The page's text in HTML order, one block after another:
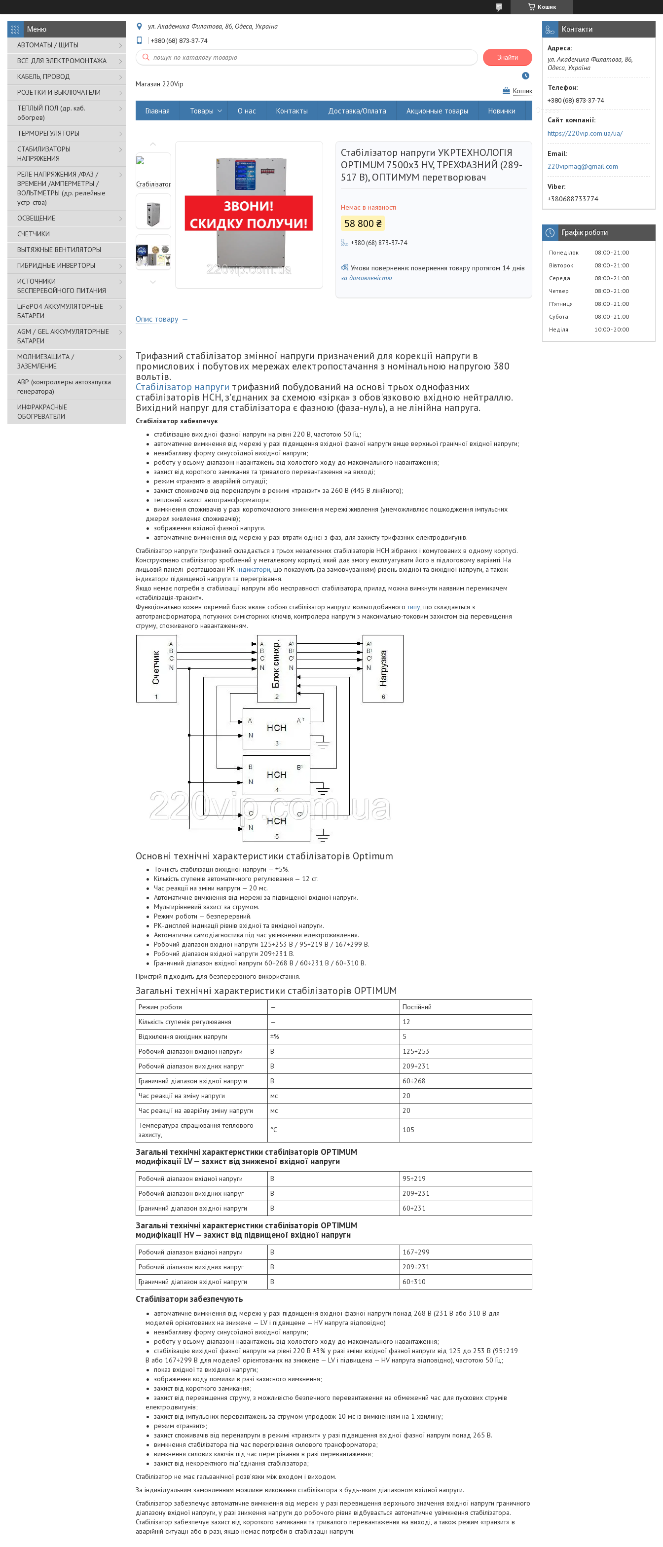
Кошик
АВТОМАТЫ / ЩИТЫ
ВСЁ ДЛЯ ЭЛЕКТРОМОНТАЖА
КАБЕЛЬ, ПРОВОД
РОЗЕТКИ И ВЫКЛЮЧАТЕЛИ
ТЕПЛЫЙ ПОЛ (др. каб.
обогрев)
ТЕРМОРЕГУЛЯТОРЫ
СТАБИЛИЗАТОРЫ
НАПРЯЖЕНИЯ
РЕЛЕ НАПРЯЖЕНИЯ /ФАЗ /
ВРЕМЕНИ /АМПЕРМЕТРЫ /
ВОЛЬТМЕТРЫ (др. релейные
устр-ства)
ОСВЕЩЕНИЕ
СЧЕТЧИКИ
ВЫТЯЖНЫЕ ВЕНТИЛЯТОРЫ
ГИБРИДНЫЕ ИНВЕРТОРЫ
ИСТОЧНИКИ
БЕСПЕРЕБОЙНОГО ПИТАНИЯ
LiFePO4 АККУМУЛЯТОРНЫЕ
БАТАРЕИ
AGM / GEL АККУМУЛЯТОРНЫЕ
БАТАРЕИ
МОЛНИЕЗАЩИТА /
ЗАЗЕМЛЕНИЕ
АВР (контроллеры автозапуска
генератора)
ИНФРАКРАСНЫЕ
ОБОГРЕВАТЕЛИ
ул. Академика Филатова, 86, Одеса, Україна
+380 (68) 873-37-74
Знайти
Магазин 220Vip
Кошик
Главная Товары О нас Контакты Доставка/Оплата Акционные товары Новинки Отзывы
Стабілізатор напруги УКРТЕХНОЛОГІЯ
OPTIMUM 7500х3 HV, ТРЕХФАЗНИЙ (289-
517 В), ОПТИМУМ перетворювач
Немає в наявності
58 800 ₴
+380 (68) 873-37-74
повернення товару протягом 14 днів
за домовленістю
Опис товару
Трифазний стабілізатор змінної напруги призначений для корекції напруги в
промислових і побутових мережах електропостачання з номінальною напругою 380
вольтів.
Стабілізатор напруги трифазний побудований на основі трьох однофазних
стабілізаторів НСН, з'єднаних за схемою «зірка» з обов'язковою вхідною нейтраллю.
Вихідний напруг для стабілізатора є фазною (фаза-нуль), а не лінійна напруга.
Стабілізатор забезпечує
стабілізацію вихідної фазної напруги на рівні 220 В, частотою 50 Гц;
автоматичне вимкнення від мережі у разі підвищення вхідної фазної напруги вище верхньої гранічної вхідної напруги;
невибагливу форму синусоїдної вихідної напруги;
роботу у всьому діапазоні навантажень від холостого ходу до максимального навантаження;
захист від короткого замикання та тривалого перевантаження на виході;
режим «транзит» в аварійній ситуації;
захист споживачів від перенапруги в режимі «транзит» за 260 В (445 В лінійного);
тепловий захист автотрансформатора;
вимкнення споживачів у разі короткочасного зникнення мережі живлення (унеможливлює пошкодження імпульсних
джерел живлення споживачів);
зображення вхідної фазної напруги.
автоматичне вимкнення від мережі у разі втрати однієї з фаз, для захисту трифазних електродвигунів.
Стабілізатор напруги трифазний складається з трьох незалежних стабілізаторів НСН зібраних і комутованих в одному корпусі.
Конструктивно стабілізатор зроблений у металевому корпусі, який дає змогу експлуатувати його в підлоговому варіанті. На
лицьовій панелі розташовані РК-індикатори, що показують (за замовчуванням) рівень вхідної та вихідної напруги, а також
індикатори підвищеної напруги та перегрівання.
Якщо немає потреби в стабілізації напруги або несправності стабілізатора, прилад можна вимкнути наявним перемикачем
«стабілізація-транзит».
Функціонально кожен окремий блок являє собою стабілізатор напруги вольтодобавноготипу, що складається з
автотрансформатора, потужних симісторних ключів, контролера напруги з максимально-токовим захистом від перевищення
струму, споживаного навантаженням.
Основні технічні характеристики стабілізаторів Optimum
Точність стабілізації вихідної напруги — ±5%.
Кількість ступенів автоматичного регулювання — 12 ст.
Час реакції на зміни напруги — 20 мс.
Автоматичне вимкнення від мережі за підвищеної вхідної напруги.
Мультирівневий захист за струмом.
Режим роботи — безперервний.
РК-дисплей індикації рівнів вхідної та вихідної напруги.
Автоматична самодіагностика під час увімкнення електроживлення.
Робочий діапазон вхідної напруги 125÷253 В / 95÷219 В / 167÷299 В.
Робочий діапазон вхідної напруги 209÷231 В.
Граничний діапазон вхідної напруги 60÷268 В / 60÷231 В / 60÷310 В.
Пристрій підходить для безперервного використання.
Загальні технічні характеристики стабілізаторів OPTIMUM
Режим роботи —
Постійний
Кількість ступенів регулювання
—
12
Відхилення вихідних напруги
±%
5
Робочий діапазон вхідної напруги
В
125÷253
Робочий діапазон вихідних напруг
В
209÷231
Граничний діапазон вхідної напруги
В
60÷268
Час реакції на зміну напруги
мс
20
Час реакції на аварійну зміну напруги
мс
20
Температура спрацювання теплового
захисту,
°C 105
Загальні технічні характеристики стабілізаторів OPTIMUM
модифікації LV — захист від зниженої вхідної напруги
Робочий діапазон вхідної напруги В
95÷219
Робочий діапазон вихідних напруг
В
209÷231
Граничний діапазон вхідної напруги
В 60÷231
Загальні технічні характеристики стабілізаторів OPTIMUM
модифікації HV — захист від підвищеної вхідної напруги
Робочий діапазон вхідної напруги В
167÷299
Робочий діапазон вихідних напруг
В
209÷231
Граничний діапазон вхідної напруги
В 60÷310
Стабілізатори забезпечують
автоматичне вимкнення від мережі у разі підвищення вхідної фазної напруги понад 268 В (231 В або 310 В для
моделей орієнтованих на знижене — LV і підвищене — HV напруга відповідно)
невибагливу форму синусоїдної вихідної напруги;
роботу у всьому діапазоні навантажень від холостого ходу до максимального навантаження;
стабілізацію вихідної фазної напруги на рівні 220 В ±3% у разі зміни вхідної фазної напруги від 125 до 253 В (95÷219
В або 167÷299 В для моделей орієнтованих на знижене — LV і підвищена — HV напруга відповідно), частотою 50 Гц;
показ вхідної та вихідної напруги;
зображення коду помилки в разі захисного вимкнення;
захист від короткого замикання;
захист від перевищення струму, з можливістю безпечного перевантаження на обмежений час для пускових струмів
електродвигунів;
захист від імпульсних перевантажень за струмом упродовж 10 мс із вимкненням на 1 хвилину;
режим «транзит»;
захист споживачів від перенапруги в режимі «транзит» у разі підвищення вхідної фазної напруги понад 265 В.
вимкнення стабілізатора під час перегрівання силового трансформатора;
вимкнення силових ключів під час перегрівання в разі перевантаження;
захист від некоректного під'єднання стабілізатора;
Стабілізатор не має гальванічної розв'язки між входом і виходом.
За індивідуальним замовленням можливе виконання стабілізатора з будь-яким діапазоном вхідної напруги.
Стабілізатор забезпечує автоматичне вимкнення від мережі у разі перевищення верхнього значення вхідної напруги граничного
діапазону вхідної напруги, у разі зниження напруги до робочого рівня відбувається автоматичне увімкнення стабілізатора.
Стабілізатор забезпечує захист від короткого замикання та тривалого перевантаження на виході, а також режим «транзит» в
аварійній ситуації або в разі, якщо немає потреби в стабілізації напруги.
Контакти
ул. Академика Филатова, 86,
Одеса, Україна
+380 (68) 873-37-74
https://220vip.com.ua/ua/
220vipmag@gmail.com
+380688733774
Графік роботи
Понеділок 08:00 21:00
Вівторок
08:00 21:00
Середа
08:00 21:00
Четвер
08:00 21:00
Пʼятниця
08:00 21:00
Субота
08:00 21:00
Неділя
10:00 20:00